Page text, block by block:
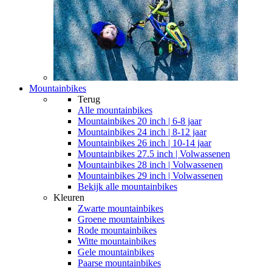
Mountainbikes
Terug
Alle mountainbikes
Mountainbikes 20 inch | 6-8 jaar
Mountainbikes 24 inch | 8-12 jaar
Mountainbikes 26 inch | 10-14 jaar
Mountainbikes 27.5 inch | Volwassenen
Mountainbikes 28 inch | Volwassenen
Mountainbikes 29 inch | Volwassenen
Bekijk alle mountainbikes
Kleuren
Zwarte mountainbikes
Groene mountainbikes
Rode mountainbikes
Witte mountainbikes
Gele mountainbikes
Paarse mountainbikes